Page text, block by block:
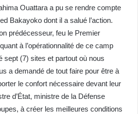
Ouattara a pu se rendre compte
Bakayoko dont il a salué l’action.
prédécesseur, feu le Premier
à l’opérationnalité de ce camp
sept (7) sites et partout où nous
a demandé de tout faire pour être à
le confort nécessaire devant leur
d’État, ministre de la Défense
à créer les meilleures conditions